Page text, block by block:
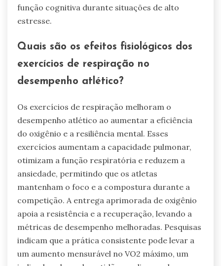
função cognitiva durante situações de alto
estresse.
Quais são os efeitos fisiológicos dos
exercícios de respiração no
desempenho atlético?
Os exercícios de respiração melhoram o
desempenho atlético ao aumentar a eficiência
do oxigênio e a resiliência mental. Esses
exercícios aumentam a capacidade pulmonar,
otimizam a função respiratória e reduzem a
ansiedade, permitindo que os atletas
mantenham o foco e a compostura durante a
competição. A entrega aprimorada de oxigênio
apoia a resistência e a recuperação, levando a
métricas de desempenho melhoradas. Pesquisas
indicam que a prática consistente pode levar a
um aumento mensurável no VO2 máximo, um